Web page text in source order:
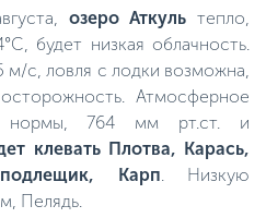
озеро Аткуль тепло,
будет низкая облачность.
м/с, ловля с лодки возможна,
Атмосферное
нормы, 764 мм рт.ст. и
клевать Плотва, Карась,
Карп. Низкую
Пелядь.